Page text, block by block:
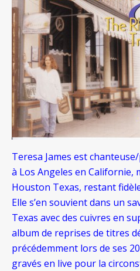
Teresa James est
à Los Angeles en Californie,
Houston Texas, restant
Elle s’en souvient dans un
Texas avec des cuivres en
album de reprises de titres
précédemment lors de ses
gravés en live pour la